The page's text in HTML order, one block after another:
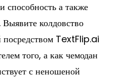
способность а также
Выявите колдовство
посредством TextFlip.ai
того, а как чемодан
с неношеной